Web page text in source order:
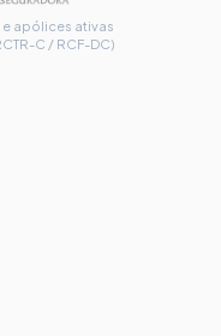
e apólices ativas
C / RCF-DC)